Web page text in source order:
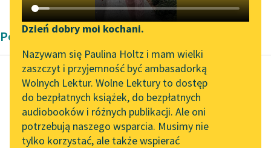
Katalog DAISY
Podkasty o książkach
Zgłoś brak utworu
Aktualności
Spotkanie z Katarzyną
Tunkiel w Oslo
Wolne Lektury na 32.
Pol’and’Rock Festivalu
Narzędzia
Mapa Wolnych Lektur
Leśmianator
Przewodnik dla piszących i
czytających
Dzień dobry moi kochani.
Nazywam się Paulina Holtz i mam wielki
zaszczyt i przyjemność być ambasadorką
Wolnych Lektur. Wolne Lektury to dostęp
do bezpłatnych książek, do bezpłatnych
audiobooków i różnych publikacji. Ale oni
potrzebują naszego wsparcia. Musimy nie
tylko korzystać, ale także wspierać
Poemat dygresyjny Paula Heysego
Paul Heyse
Dziecię wieszczek
Płoszony jednak